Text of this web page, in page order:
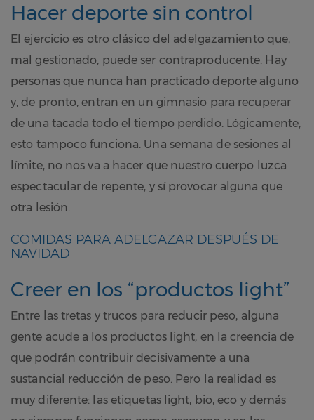
Hacer deporte sin control
El ejercicio es otro clásico del adelgazamiento que,
mal gestionado, puede ser contraproducente. Hay
personas que nunca han practicado deporte alguno
y, de pronto, entran en un gimnasio para recuperar
de una tacada todo el tiempo perdido. Lógicamente,
esto tampoco funciona. Una semana de sesiones al
límite, no nos va a hacer que nuestro cuerpo luzca
espectacular de repente, y sí provocar alguna que
otra lesión.
COMIDAS PARA ADELGAZAR DESPUÉS DE
NAVIDAD
Creer en los “productos light”
Entre las tretas y trucos para reducir peso, alguna
gente acude a los productos light, en la creencia de
que podrán contribuir decisivamente a una
sustancial reducción de peso. Pero la realidad es
muy diferente: las etiquetas light, bio, eco y demás